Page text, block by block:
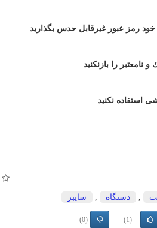
رمز عبور غیرقابل حدس بگذارید
نامعتبر را بازنكنید
استفاده نكنید
دستگاه سایبر
(1)
(0)